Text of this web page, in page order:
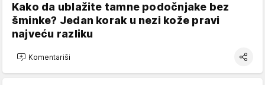
Kako da ublažite tamne podočnjake bez
šminke? Jedan korak u nezi kože pravi
najveću razliku
Komentariši